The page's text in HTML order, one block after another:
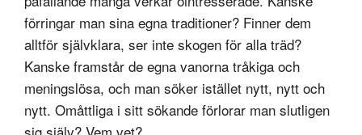
förringar man sina egna traditioner? Finner dem
alltför självklara, ser inte skogen för alla träd?
Kanske framstår de egna vanorna tråkiga och
meningslösa, och man söker istället nytt, nytt och
nytt. Omåttliga i sitt sökande förlorar man slutligen